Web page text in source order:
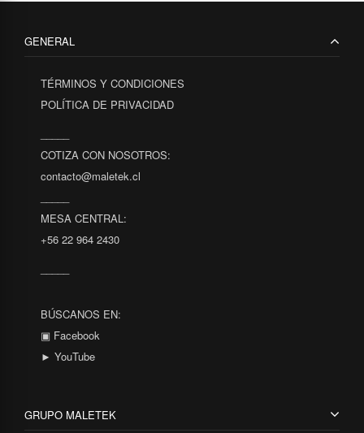
GENERAL
TÉRMINOS Y CONDICIONES
POLÍTICA DE PRIVACIDAD
COTIZA CON NOSOTROS:
contacto@maletek.cl
MESA CENTRAL:
+56 22 964 2430
BÚSCANOS EN:
▣ Facebook
► YouTube
GRUPO MALETEK